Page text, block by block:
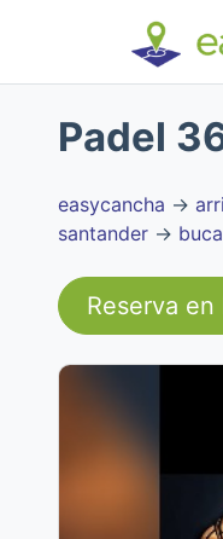
Padel
easycancha →
santander →
Reserva en